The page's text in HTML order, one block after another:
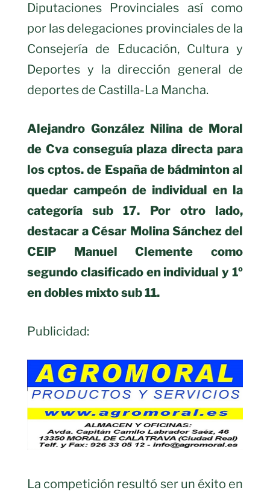
Diputaciones Provinciales así como
por las delegaciones provinciales de la
Consejería de Educación, Cultura y
Deportes y la dirección general de
deportes de Castilla-La Mancha.
Alejandro González Nilina de Moral
de Cva conseguía plaza directa para
los cptos. de España de bádminton al
quedar campeón de individual en la
categoría sub 17. Por otro lado,
destacar a César Molina Sánchez del
CEIP Manuel Clemente como
segundo clasificado en individual y 1º
en dobles mixto sub 11.
Publicidad:
La competición resultó ser un éxito en